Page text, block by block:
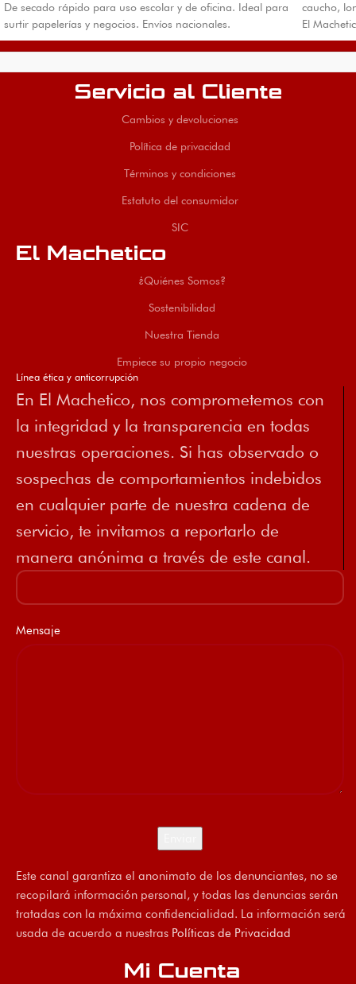
De secado rápido para uso escolar y de oficina. Ideal para
surtir papelerías y negocios. Envíos nacionales.
caucho,
El
Servicio al Cliente
Cambios y devoluciones
Política de privacidad
Términos y condiciones
Estatuto del consumidor
SIC
El Machetico
¿Quiénes Somos?
Sostenibilidad
Nuestra Tienda
Empiece su propio negocio
Línea ética y anticorrupción
En El Machetico, nos comprometemos con
la integridad y la transparencia en todas
nuestras operaciones. Si has observado o
sospechas de comportamientos indebidos
en cualquier parte de nuestra cadena de
servicio, te invitamos a reportarlo de
manera anónima a través de este canal.
Mensaje
Este canal garantiza el anonimato de los denunciantes, no se
recopilará información personal, y todas las denuncias serán
tratadas con la máxima confidencialidad. La información será
usada de acuerdo a nuestras Políticas de Privacidad
Mi Cuenta